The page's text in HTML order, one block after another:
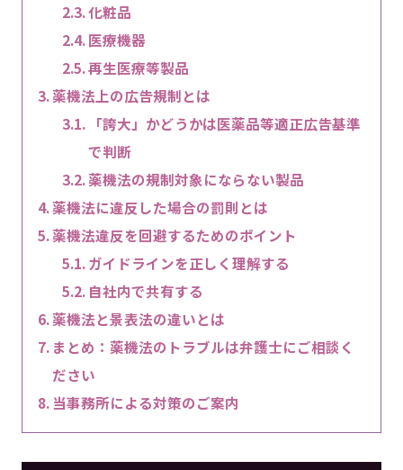
化粧品
医療機器
再生医療等製品
薬機法上の広告規制とは
「誇大」かどうかは医薬品等適正広告基準
で判断
薬機法の規制対象にならない製品
薬機法に違反した場合の罰則とは
薬機法違反を回避するためのポイント
ガイドラインを正しく理解する
自社内で共有する
薬機法と景表法の違いとは
まとめ：薬機法のトラブルは弁護士にご相談く
ださい
当事務所による対策のご案内